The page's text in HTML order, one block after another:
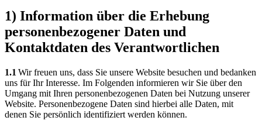
1) Information über die Erhebung
personenbezogener Daten und
Kontaktdaten des Verantwortlichen
1.1 Wir freuen uns, dass Sie unsere Website besuchen und bedanken
uns für Ihr Interesse. Im Folgenden informieren wir Sie über den
Umgang mit Ihren personenbezogenen Daten bei Nutzung unserer
Website. Personenbezogene Daten sind hierbei alle Daten, mit
denen Sie persönlich identifiziert werden können.